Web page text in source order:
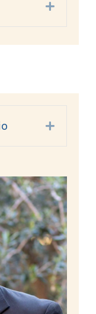
Expand
Expand